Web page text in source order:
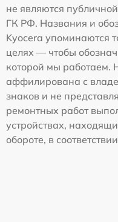
не являются
ГК РФ. Названия и
Kyocera упоминаются
целях — чтобы
которой мы работаем.
аффилирована с
знаков и не
ремонтных работ
устройствах,
обороте, в